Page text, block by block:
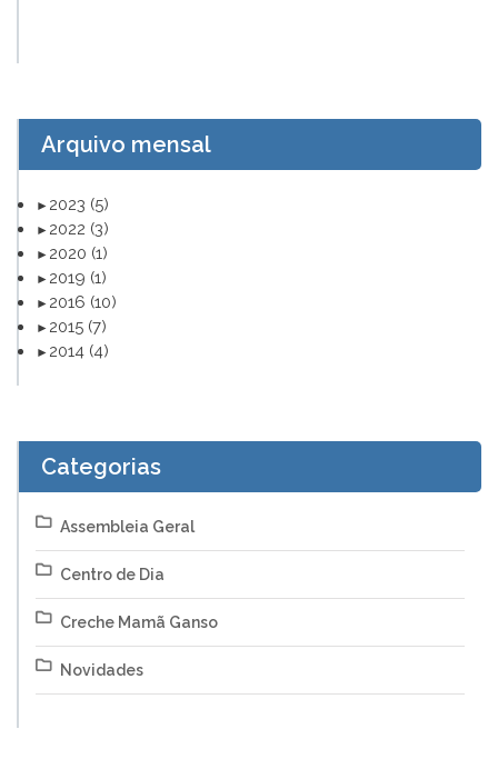
Arquivo mensal
► 2023 (5)
► 2022 (3)
► 2020 (1)
► 2019 (1)
► 2016 (10)
► 2015 (7)
► 2014 (4)
Categorias
Assembleia Geral
Centro de Dia
Creche Mamã Ganso
Novidades